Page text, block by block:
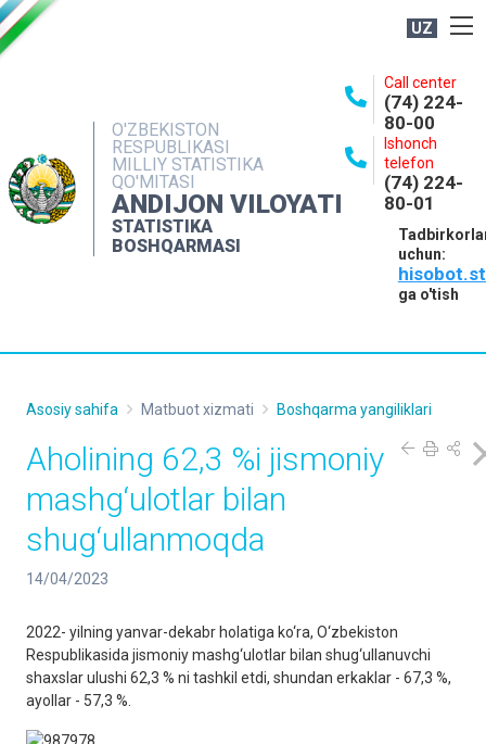
UZ
O'ZBEKISTON
RESPUBLIKASI
MILLIY STATISTIKA
QO'MITASI
ANDIJON VILOYATI
STATISTIKA
BOSHQARMASI
Call center
(74) 224-
80-00
Ishonch
telefon
(74) 224-
80-01
uchun:
ga o'tish
NASHRLAR
INTERAKTIV XIZMATLAR
MATBUOT XIZMATI
MUROJAATLAR
Asosiy sahifa Matbuot xizmati Boshqarma yangiliklari
Aholining 62,3 %i jismoniy
mashg‘ulotlar bilan
shug‘ullanmoqda
14/04/2023
2022- yilning yanvar-dekabr holatiga ko‘ra, O‘zbekiston
Respublikasida jismoniy mashg‘ulotlar bilan shug‘ullanuvchi
shaxslar ulushi 62,3 % ni tashkil etdi, shundan erkaklar - 67,3 %,
ayollar - 57,3 %.